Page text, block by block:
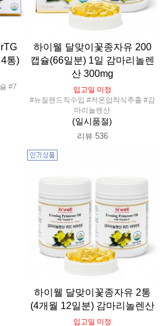
통)
#7
하이웰 달맞이꽃종자유 200
캡슐(66일분) 1일 감마리놀렌
산 300mg
입고일 미정
#뉴질랜드직수입 #저온압착식추출 #감
마리놀렌산
(일시품절)
리뷰 536
하이웰 달맞이꽃종자유 2통
(4개월 12일분) 감마리놀렌산
입고일 미정